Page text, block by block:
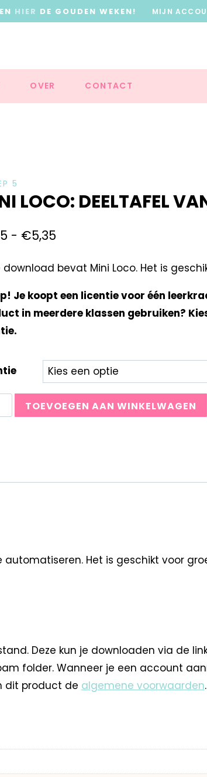
HIER DE GOUDEN WEKEN! MIJN
OVER CONTACT
5
LOCO: DEELTAFEL
- €5,35
download bevat Mini Loco. Het is
Je koopt een licentie voor één
in meerdere klassen gebruiken?
TOEVOEGEN AAN WINKELWAGEN
Het is geschikt voor
Deze kun je downloaden via de
folder. Wanneer je een account
dit product de algemene voorwaarden.